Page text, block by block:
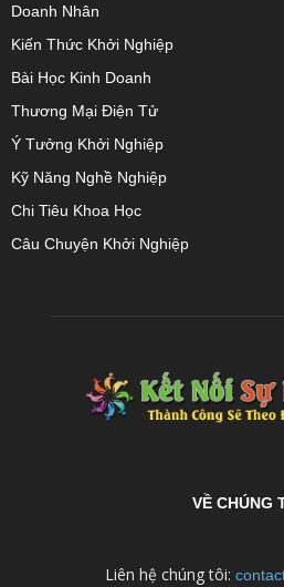
Doanh Nhân
Kiến Thức Khởi Nghiệp
Bài Học Kinh Doanh
Thương Mại Điện Tử
Ý Tưởng Khởi Nghiệp
Kỹ Năng Nghề Nghiệp
Chi Tiêu Khoa Học
Câu Chuyện Khởi Nghiệp
VỀ CHÚNG
Liên hệ chúng tôi: